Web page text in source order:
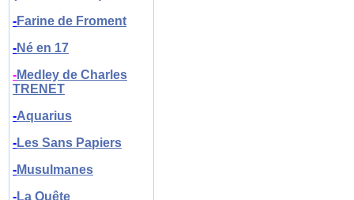
-Farine de Froment
-Né en 17
-Medley de Charles
TRENET
-Aquarius
-Les Sans Papiers
-Musulmanes
-La Quête